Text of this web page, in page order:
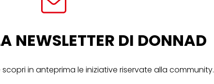
NEWSLETTER DI DONNAD
in anteprima le iniziative riservate alla community.